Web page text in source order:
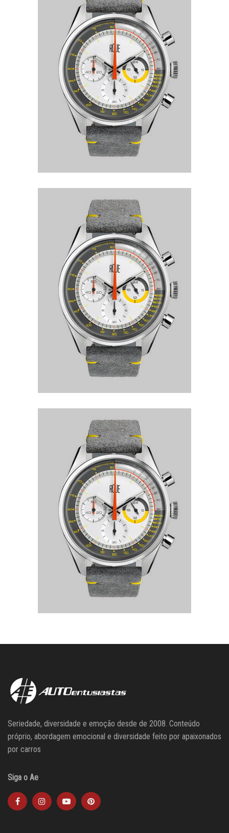
Seriedade, diversidade e emoção desde de 2008. Conteúdo
próprio, abordagem emocional e diversidade feito por apaixonados
por carros
Siga o Ae